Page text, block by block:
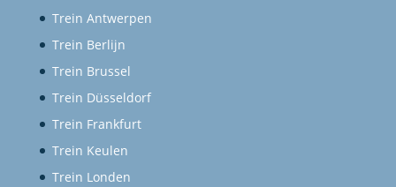
Trein Antwerpen
Trein Berlijn
Trein Brussel
Trein Düsseldorf
Trein Frankfurt
Trein Keulen
Trein Londen